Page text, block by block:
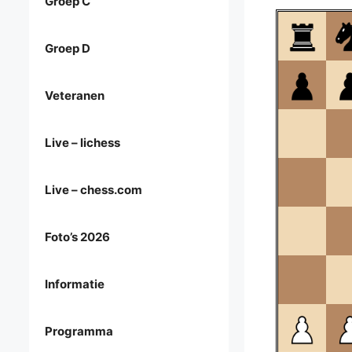
Groep D
Veteranen
Live – lichess
Live – chess.com
Foto’s 2026
Informatie
Programma